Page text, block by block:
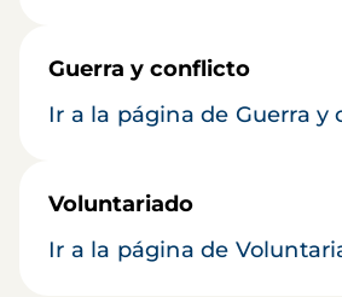
Guerra y conflicto
Ir a la página de Guerra y
Voluntariado
Ir a la página de